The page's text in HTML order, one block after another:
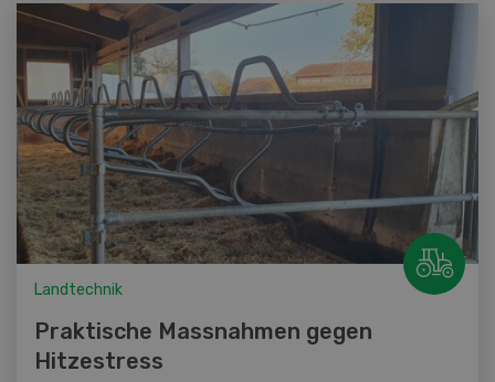
Landtechnik
Praktische Massnahmen gegen
Hitzestress